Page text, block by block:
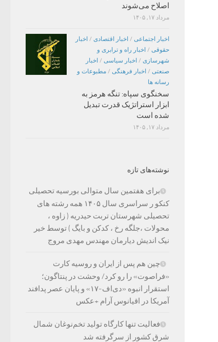
اصلاح می‌شوند
مرداد ۱۷, ۱۴۰۵
اخبار اجتماعی / اخبار اقتصادی / اخبار
حقوقی / اخبار راه و ترابری و
شهرسازی / اخبار سیاسی / اخبار
صنعتی / اخبار فرهنگی / مطبوعات و
رسانه ها
سخنگوی سپاه: تنگه هرمز به
ابزار استراتژیک قدرت تبدیل
شده است
مرداد ۱۷, ۱۴۰۵
نوشته‌های تازه
برای هفتمین سال متوالی بورسیه تحصیلی
کنکو ر سراسری سال ۱۴۰۵ همه رشته های
تحصیلی شهرستان تربت حیدریه ( زاوه ،
محولات ،جلگه رخ ، کدکن و بایگ ) توسط خیر
نیک اندیش دیارمان مهندس مهدی مروج
چین هم پس از ایران و روسیه کارت
«فراصوت» را رو کرد/ وحشت در پنتاگون؛
استقرار انبوه «دی‌اف‑۱۷» و پایان عصر پدافند
آمریکا در اقیانوس آرام +عکس
فعالیت تنها کارگاه تولید تخم‌نوغان شمال
شرق کشور از سرگرفته شد